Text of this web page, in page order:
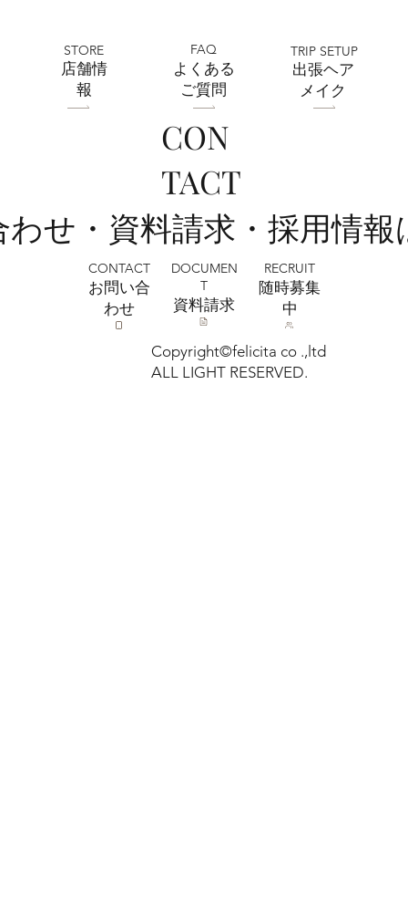
フォトウェディング前に準備するポイン
ト5選 撮影前にやっておきたいこと｜フ
ォトスタジオミルフィーユ浦和店
Copyright©felicita co .,ltd
ALL LIGHT RESERVED.
CON
TACT
せ・資料請求・採用情
CONTACT
お問い合
わせ
DOCUMEN
T
​資料請求
RECRUIT
​随時募集
中
STORE
​店舗情
報
FAQ
よくある
ご質問
TRIP SETUP
出張ヘア
メイク